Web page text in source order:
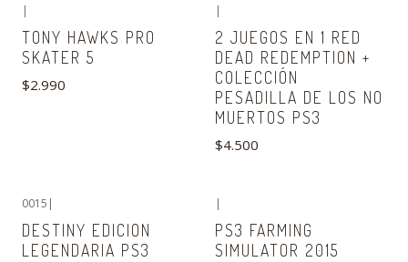
|
TONY HAWKS PRO
SKATER 5
$2.990
|
2 JUEGOS EN 1 RED
DEAD REDEMPTION +
COLECCIÓN
PESADILLA DE LOS NO
MUERTOS PS3
$4.500
0015 |
DESTINY EDICION
LEGENDARIA PS3
|
PS3 FARMING
SIMULATOR 2015